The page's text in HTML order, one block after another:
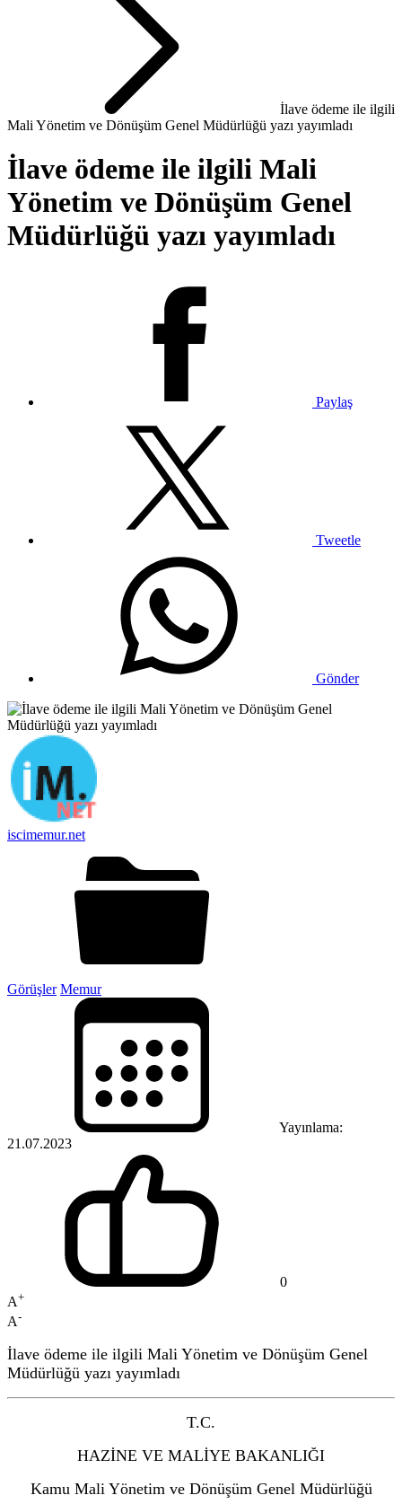
İlave ödeme ile ilgili
Mali Yönetim ve Dönüşüm Genel Müdürlüğü yazı yayımladı
İlave ödeme ile ilgili Mali
Yönetim ve Dönüşüm Genel
Müdürlüğü yazı yayımladı
Paylaş
Tweetle
Gönder
iscimemur.net
Görüşler Memur
Yayınlama:
21.07.2023
0
A+
A-
İlave ödeme ile ilgili Mali Yönetim ve Dönüşüm Genel
Müdürlüğü yazı yayımladı
T.C.
HAZİNE VE MALİYE BAKANLIĞI
Kamu Mali Yönetim ve Dönüşüm Genel Müdürlüğü